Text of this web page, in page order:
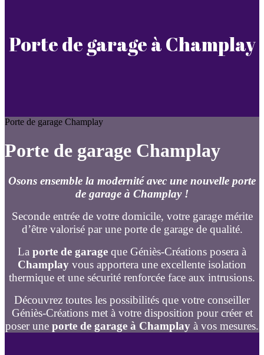
Porte de garage à Champlay
Porte de garage Champlay
Porte de garage Champlay
Osons ensemble la modernité avec une nouvelle porte
de garage à Champlay !
Seconde entrée de votre domicile, votre garage mérite
d’être valorisé par une porte de garage de qualité.
La porte de garage que Géniès-Créations posera à
Champlay vous apportera une excellente isolation
thermique et une sécurité renforcée face aux intrusions.
Découvrez toutes les possibilités que votre conseiller
Géniès-Créations met à votre disposition pour créer et
poser une porte de garage à Champlay à vos mesures.